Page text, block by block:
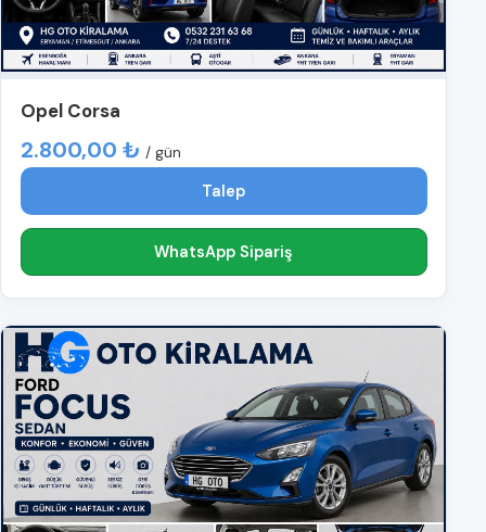
Opel Corsa
2.800,00 ₺ / gün
Talep
WhatsApp Sipariş